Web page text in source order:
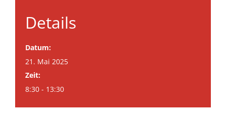
Details
Datum:
21. Mai 2025
Zeit:
8:30 - 13:30